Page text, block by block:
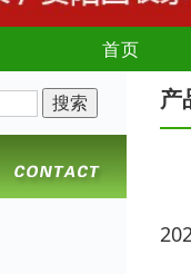
首页
产